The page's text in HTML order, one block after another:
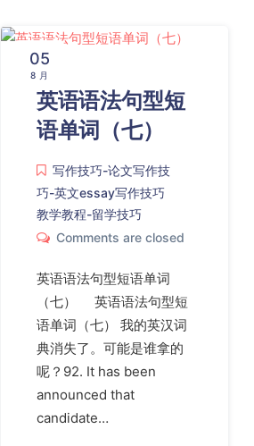
05
8 月
英语语法句型短
语单词（七）
写作技巧-论文写作技
巧-英文essay写作技巧
教学教程-留学技巧
Comments are closed
英语语法句型短语单词
（七） 英语语法句型短
语单词（七） 我的英汉词
典消失了。可能是谁拿的
呢？92. It has been
announced that
candidate…